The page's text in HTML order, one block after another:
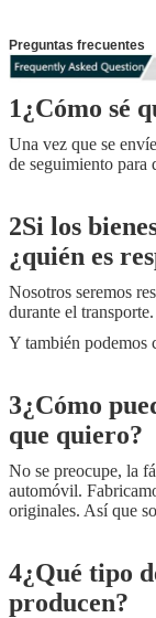
Preguntas frecuentes
1¿Cómo sé
Una vez que se
de seguimiento para
2Si los
¿quién es
Nosotros seremos
durante el transporte.
Y también podemos
3¿Cómo
que quiero?
No se preocupe, la
automóvil.
originales. Así que
4¿Qué tipo
producen?